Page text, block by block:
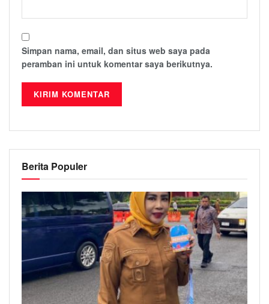
Simpan nama, email, dan situs web saya pada
peramban ini untuk komentar saya berikutnya.
Berita Populer